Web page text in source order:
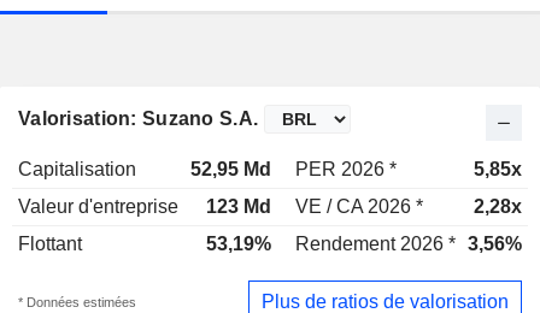
Valorisation: Suzano S.A.
Capitalisation 52,95 Md PER 2026 *
5,85x
Valeur d'entreprise
123 Md VE / CA 2026 *
2,28x
Flottant
53,19% Rendement 2026 * 3,56%
* Données estimées Plus de ratios de valorisation